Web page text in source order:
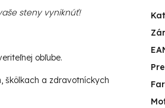
steny vyniknúť!
obľube.
škôlkach a zdravotníckych